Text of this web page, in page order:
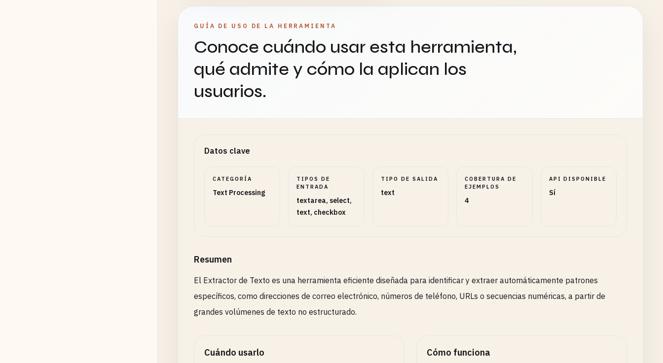
GUÍA DE USO DE LA HERRAMIENTA
Conoce cuándo usar esta herramienta,
qué admite y cómo la aplican los
usuarios.
Datos clave
CATEGORÍA
Text Processing
TIPOS DE
ENTRADA
textarea, select,
text, checkbox
TIPO DE SALIDA
text
COBERTURA DE
EJEMPLOS
4
API DISPONIBLE
Sí
Resumen
El Extractor de Texto es una herramienta eficiente diseñada para identificar y extraer automáticamente patrones
específicos, como direcciones de correo electrónico, números de teléfono, URLs o secuencias numéricas, a partir de
grandes volúmenes de texto no estructurado.
Cuándo usarlo Cómo funciona